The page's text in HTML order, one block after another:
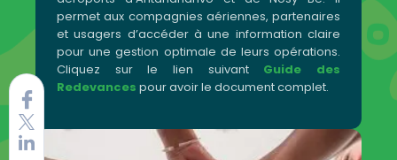
permet aux compagnies aériennes, partenaires
et usagers d’accéder à une information claire
pour une gestion optimale de leurs opérations.
Cliquez sur le lien suivant Guide des
Redevances pour avoir le document complet.